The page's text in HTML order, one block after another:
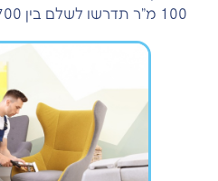
100 מ"ר תדרשו לשלם בין 1,700 ל-2,300 שקלים.